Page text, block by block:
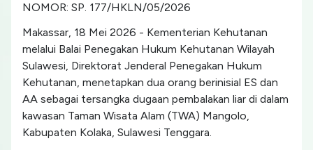
NOMOR: SP. 177/HKLN/05/2026
Makassar, 18 Mei 2026 - Kementerian Kehutanan
melalui Balai Penegakan Hukum Kehutanan Wilayah
Sulawesi, Direktorat Jenderal Penegakan Hukum
Kehutanan, menetapkan dua orang berinisial ES dan
AA sebagai tersangka dugaan pembalakan liar di dalam
kawasan Taman Wisata Alam (TWA) Mangolo,
Kabupaten Kolaka, Sulawesi Tenggara.